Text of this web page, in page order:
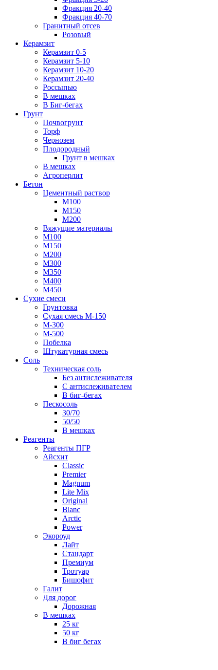
Фракция 20-40
Фракция 40-70
Гранитный отсев
Розовый
Керамзит
Керамзит 0-5
Керамзит 5-10
Керамзит 10-20
Керамзит 20-40
Россыпью
В мешках
В Биг-бегах
Грунт
Почвогрунт
Торф
Чернозем
Плодородный
Грунт в мешках
В мешках
Агроперлит
Бетон
Цементный раствор
М100
М150
М200
Вяжущие материалы
М100
М150
М200
М300
М350
М400
М450
Сухие смеси
Грунтовка
Сухая смесь М-150
М-300
М-500
Побелка
Штукатурная смесь
Соль
Техническая соль
Без антислеживателя
С антислеживателем
В биг-бегах
Пескосоль
30/70
50/50
В мешках
Реагенты
Реагенты ПГР
Айсхит
Classic
Premier
Magnum
Lite Mix
Original
Blanc
Arctic
Power
Экороуд
Лайт
Стандарт
Премиум
Тротуар
Бишофит
Галит
Для дорог
Дорожная
В мешках
25 кг
50 кг
В биг бегах